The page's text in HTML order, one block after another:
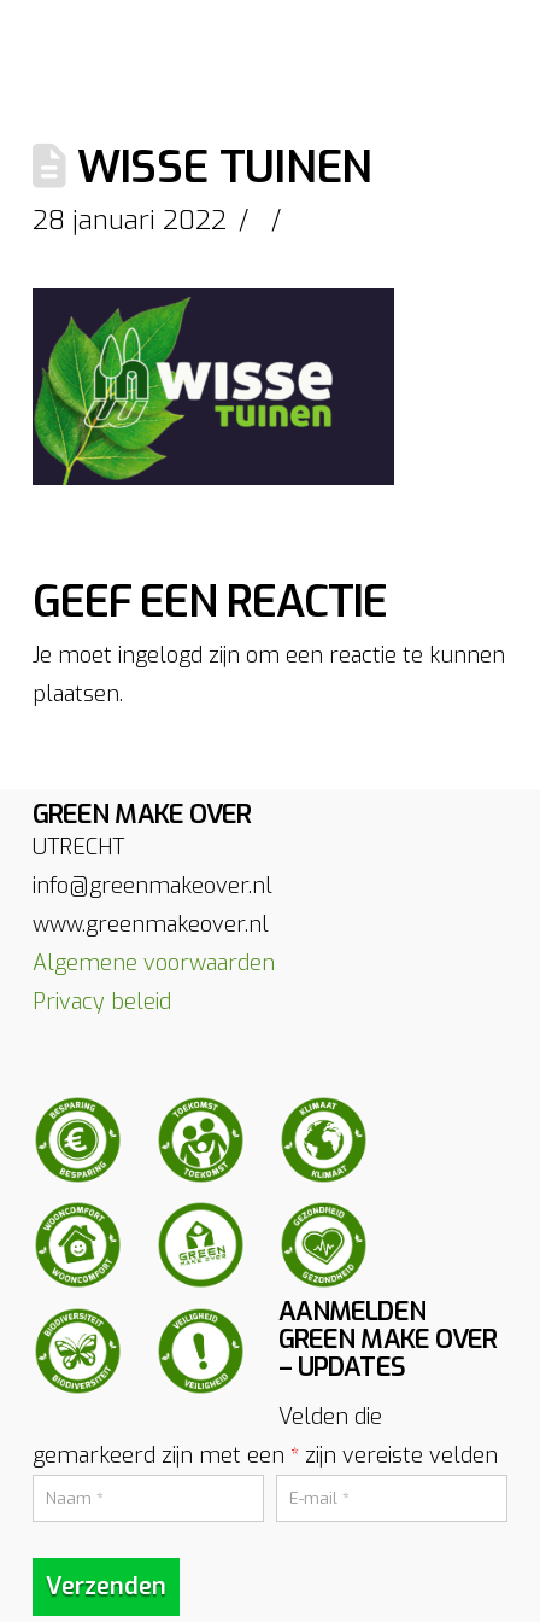
WISSE TUINEN
28 januari 2022
GEEF EEN REACTIE
Je moet ingelogd zijn om een reactie te kunnen
plaatsen.
GREEN MAKE OVER
UTRECHT
info@greenmakeover.nl
www.greenmakeover.nl
Algemene voorwaarden
Privacy beleid
AANMELDEN
GREEN MAKE OVER
– UPDATES
Velden die
gemarkeerd zijn met een *zijn vereiste velden